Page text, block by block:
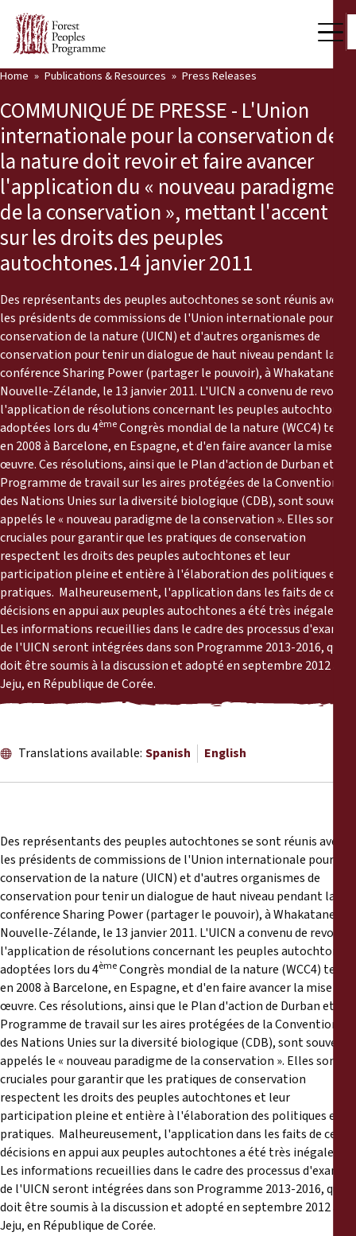
Who we are
Press Room
Support Us
Our Work
Community Voices
Partners & Countries
Latest News
Publications & Resources
Back
Publications & Resources
News
Reports
Press Releases
Training Materials
Briefing Papers
Legal Submissions
Declarations
Annual Reports
Home Publications & Resources Press Releases
COMMUNIQUÉ DE PRESSE - L'Union
internationale pour la conservation de
la nature doit revoir et faire avancer
l'application du « nouveau paradigme
de la conservation », mettant l'accent
sur les droits des peuples
autochtones.14 janvier 2011
Des représentants des peuples autochtones se sont réunis avec
les présidents de commissions de l'Union internationale pour la
conservation de la nature (UICN) et d'autres organismes de
conservation pour tenir un dialogue de haut niveau pendant la
conférence Sharing Power (partager le pouvoir), à Whakatane,
Nouvelle-Zélande, le 13 janvier 2011. L'UICN a convenu de revoir
l'application de résolutions concernant les peuples autochtones
adoptées lors du 4èmeCongrès mondial de la nature (WCC4) tenu
en 2008 à Barcelone, en Espagne, et d'en faire avancer la mise en
œuvre. Ces résolutions, ainsi que le Plan d'action de Durban et le
Programme de travail sur les aires protégées de la Convention
des Nations Unies sur la diversité biologique (CDB), sont souvent
appelés le « nouveau paradigme de la conservation ». Elles sont
cruciales pour garantir que les pratiques de conservation
respectent les droits des peuples autochtones et leur
participation pleine et entière à l'élaboration des politiques et
pratiques. Malheureusement, l'application dans les faits de ces
décisions en appui aux peuples autochtones a été très inégale.
Les informations recueillies dans le cadre des processus d'examen
de l'UICN seront intégrées dans son Programme 2013-2016, qui
doit être soumis à la discussion et adopté en septembre 2012 à
Jeju, en République de Corée.
Translations available: Spanish English
Des représentants des peuples autochtones se sont réunis avec
les présidents de commissions de l'Union internationale pour la
conservation de la nature (UICN) et d'autres organismes de
conservation pour tenir un dialogue de haut niveau pendant la
conférence Sharing Power (partager le pouvoir), à Whakatane,
Nouvelle-Zélande, le 13 janvier 2011. L'UICN a convenu de revoir
l'application de résolutions concernant les peuples autochtones
adoptées lors du 4èmeCongrès mondial de la nature (WCC4) tenu
en 2008 à Barcelone, en Espagne, et d'en faire avancer la mise en
œuvre. Ces résolutions, ainsi que le Plan d'action de Durban et le
Programme de travail sur les aires protégées de la Convention
des Nations Unies sur la diversité biologique (CDB), sont souvent
appelés le « nouveau paradigme de la conservation ». Elles sont
cruciales pour garantir que les pratiques de conservation
respectent les droits des peuples autochtones et leur
participation pleine et entière à l'élaboration des politiques et
pratiques. Malheureusement, l'application dans les faits de ces
décisions en appui aux peuples autochtones a été très inégale.
Les informations recueillies dans le cadre des processus d'examen
de l'UICN seront intégrées dans son Programme 2013-2016, qui
doit être soumis à la discussion et adopté en septembre 2012 à
Jeju, en République de Corée.